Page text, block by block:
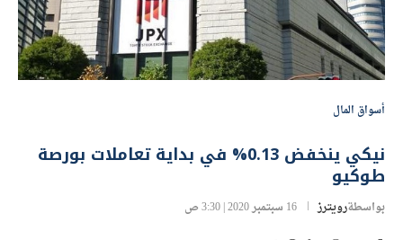
أسواق المال
نيكي ينخفض 0.13% في بداية تعاملات بورصة
طوكيو
بواسطةرويترز 16 سبتمبر 2020 | 3:30 ص